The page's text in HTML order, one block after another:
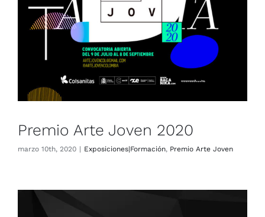
Premio Arte Joven 2020
marzo 10th, 2020 | Exposiciones|Formación, Premio Arte Joven